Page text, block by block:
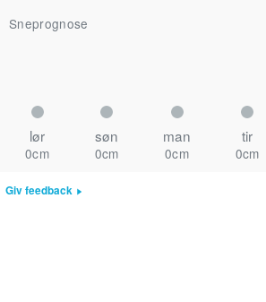
Sneprognose
lør søn man tir
0cm 0cm 0cm 0cm
Giv feedback